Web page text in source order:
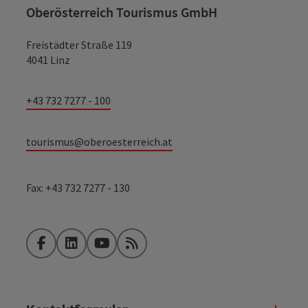
Oberösterreich Tourismus GmbH
Freistädter Straße 119
4041 Linz
+43 732 7277 - 100
tourismus@oberoesterreich.at
Fax: +43 732 7277 - 130
FacebookLinkedInYouTubeRSS-Feed